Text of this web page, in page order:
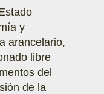
y
arancelario,
libre
del
de la